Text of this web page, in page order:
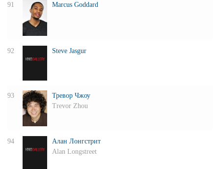
91 Marcus Goddard
92 Steve Jasgur
93
Тревор Чжоу
Trevor Zhou
94
Алан Лонгстрит
Alan Longstreet